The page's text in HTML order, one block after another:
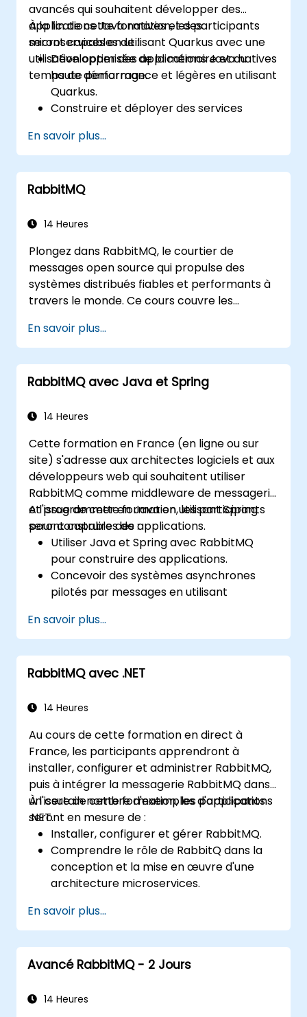
avancés qui souhaitent développer des
applications Java natives et des
microservices en utilisant Quarkus avec une
utilisation optimisée de la mémoire et du
temps de démarrage.
À la fin de cette formation, les participants
seront capables de :
Développer des applications Java natives
haute performance et légères en utilisant
Quarkus.
Construire et déployer des services
microservices.
Utiliser GraalVM pour la compilation
native et optimiser l'efficacité du
démarrage et de la mémoire.
applications pour les environnements
En savoir plus...
RabbitMQ
14 Heures
Plongez dans RabbitMQ, le courtier de
messages open source qui propulse des
systèmes distribués fiables et performants à
travers le monde. Ce cours couvre les
AMQP, les stratégies de routage des
messages, la mise en place de clusters et les
configurations à haute disponibilité. Il guide les
participants à travers l'administration des
travail en miroir, la mise en œuvre d'une
sécurisation des échangeurs, ainsi que
l'intégration avec l'API REST et les plugins de
gestion. Il renforce la confiance dans le
déploiement d'infrastructures de messagerie
de niveau production sous Linux.
En savoir plus...
RabbitMQ avec Java et Spring
14 Heures
Cette formation en France (en ligne ou sur
site) s'adresse aux architectes logiciels et aux
développeurs web qui souhaitent utiliser
RabbitMQ comme middleware de messagerie
et programmer en Java en utilisant Spring
pour construire des applications.
A l'issue de cette formation, les participants
seront capables de :
Utiliser Java et Spring avec RabbitMQ
pour construire des applications.
Concevoir des systèmes asynchrones
pilotés par messages en utilisant
Créer et appliquer des files d'attente, des
sujets, des échanges et des liaisons dans
RabbitMQ
En savoir plus...
RabbitMQ avec .NET
14 Heures
Au cours de cette formation en direct à
France, les participants apprendront à
installer, configurer et administrer RabbitMQ,
puis à intégrer la messagerie RabbitMQ dans
un certain nombre d'exemples d'applications
.NET.
À l'issue de cette formation, les participants
seront en mesure de :
Installer, configurer et gérer RabbitMQ.
Comprendre le rôle de RabbitQ dans la
conception et la mise en œuvre d'une
architecture microservices.
compare à d'autres architectures de
mise en file d'attente de messages.
Configurer et utiliser RabbitMQ en tant
que courtier pour traiter les messages
applications .Net d'entreprise du monde
En savoir plus...
Avancé RabbitMQ - 2 Jours
14 Heures